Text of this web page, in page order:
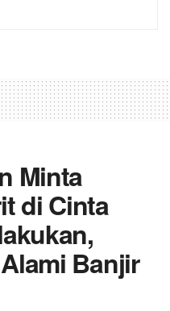
Minta
di Cinta
Banjir